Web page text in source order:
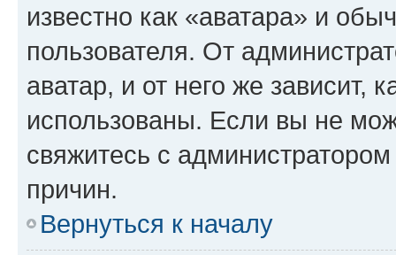
известно как «аватара» и
пользователя. От
аватар, и от него же зависит,
использованы. Если вы не
свяжитесь с
причин.
Вернуться к началу